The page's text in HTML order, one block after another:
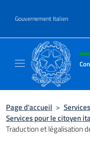
Gouvernement Italien
Site Web,
Page d'accueil >
Services pour le citoyen
Traduction et légalisation